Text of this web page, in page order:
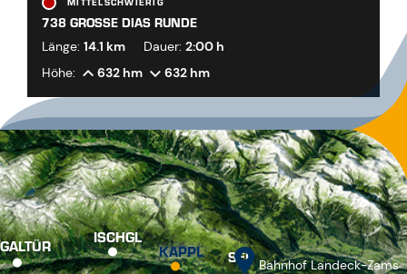
738 GROSSE DIAS RUNDE
Länge: 14.1 km Dauer: 2:00 h
Höhe:
632 hm 632 hm
GALTÜR ISCHGL
KAPPL SEE Bahnhof Landeck-Zams